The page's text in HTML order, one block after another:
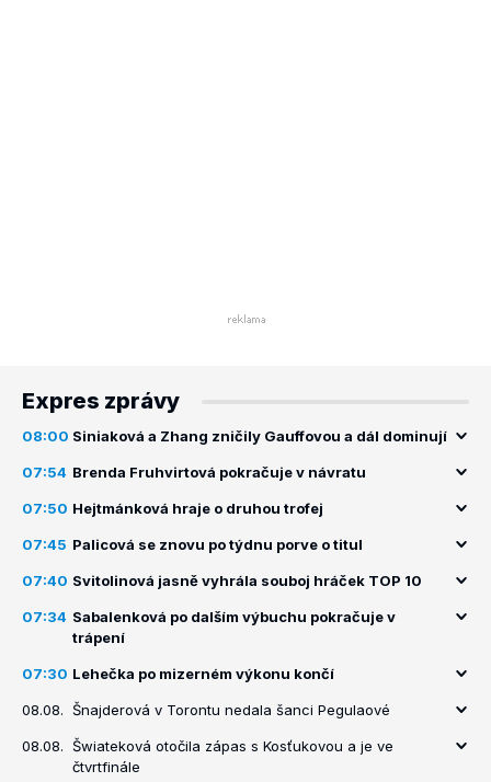
Expres zprávy
08:00 Siniaková a Zhang zničily Gauffovou a dál dominují
07:54 Brenda Fruhvirtová pokračuje v návratu
07:50 Hejtmánková hraje o druhou trofej
07:45 Palicová se znovu po týdnu porve o titul
07:40 Svitolinová jasně vyhrála souboj hráček TOP 10
07:34 Sabalenková po dalším výbuchu pokračuje v
trápení
07:30 Lehečka po mizerném výkonu končí
08.08. Šnajderová v Torontu nedala šanci Pegulaové
08.08. Šwiateková otočila zápas s Kosťukovou a je ve
čtvrtfinále